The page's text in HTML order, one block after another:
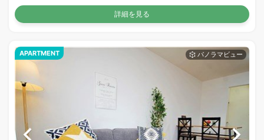
詳細を見る
APARTMENT